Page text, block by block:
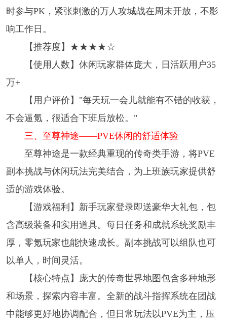
时参与PK，紧张刺激的万人攻城战在周末开放，不影
响工作日。
【推荐度】★★★★☆
【使用人数】休闲玩家群体庞大，日活跃用户35
万+
【用户评价】"每天玩一会儿就能有不错的收获，
不会逼氪，很适合下班后放松。"
三、至尊神途——PVE休闲的舒适体验
至尊神途是一款经典重现的传奇类手游，将PVE
副本挑战与休闲玩法完美结合，为上班族玩家提供舒
适的游戏体验。
【游戏福利】新手玩家登录即送豪华大礼包，包
含高级装备和实用道具。每日任务和成就系统奖励丰
厚，零氪玩家也能快速成长。副本挑战可以组队也可
以单人，时间灵活。
【核心特点】庞大的传奇世界地图包含多种地形
和场景，探索内容丰富。全新的战斗指挥系统在团战
中能够更好地协调配合，但日常玩法以PVE为主，压